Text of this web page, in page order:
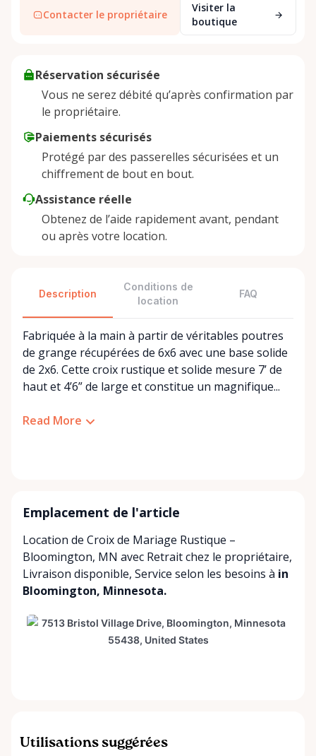
Contacter le propriétaire
Visiter la
boutique
Réservation sécurisée
Vous ne serez débité qu’après confirmation par
le propriétaire.
Paiements sécurisés
Protégé par des passerelles sécurisées et un
chiffrement de bout en bout.
Assistance réelle
Obtenez de l’aide rapidement avant, pendant
ou après votre location.
Description
Conditions de
location
FAQ
Fabriquée à la main à partir de véritables poutres
de grange récupérées de 6x6 avec une base solide
de 2x6. Cette croix rustique et solide mesure 7’ de
haut et 4’6” de large et constitue un magnifique...
Read More
Emplacement de l'article
Location de Croix de Mariage Rustique –
Bloomington, MN avec Retrait chez le propriétaire,
Livraison disponible, Service selon les besoins à in
Bloomington, Minnesota.
Utilisations suggérées